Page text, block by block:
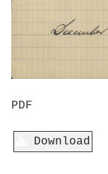
PDF
Download